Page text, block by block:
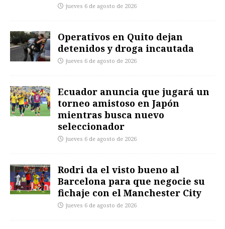
jueves 6 de agosto de 2026
Operativos en Quito dejan
detenidos y droga incautada
jueves 6 de agosto de 2026
Ecuador anuncia que jugará un
torneo amistoso en Japón
mientras busca nuevo
seleccionador
jueves 6 de agosto de 2026
Rodri da el visto bueno al
Barcelona para que negocie su
fichaje con el Manchester City
jueves 6 de agosto de 2026